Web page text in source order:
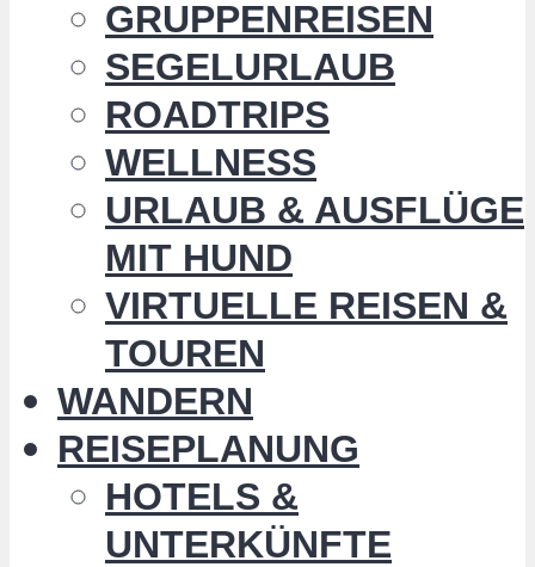
GRUPPENREISEN
SEGELURLAUB
ROADTRIPS
WELLNESS
URLAUB & AUSFLÜGE
MIT HUND
VIRTUELLE REISEN &
TOUREN
WANDERN
REISEPLANUNG
HOTELS &
UNTERKÜNFTE